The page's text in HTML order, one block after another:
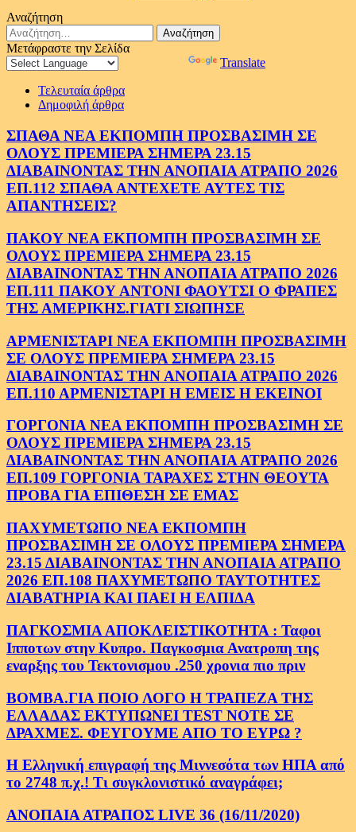
Αναζήτηση
Αναζήτηση
για:
Μετάφραστε την Σελίδα
Translate
Τελευταία άρθρα
Δημοφιλή άρθρα
ΣΠΑΘΑ ΝΕΑ ΕΚΠΟΜΠΗ ΠΡΟΣΒΑΣΙΜΗ ΣΕ
ΟΛΟΥΣ ΠΡΕΜΙΕΡΑ ΣΗΜΕΡΑ 23.15
ΔΙΑΒΑΙΝΟΝΤΑΣ ΤΗΝ ΑΝΟΠΑΙΑ ΑΤΡΑΠΟ 2026
ΕΠ.112 ΣΠΑΘΑ ΑΝΤΕΧΕΤΕ ΑΥΤΕΣ ΤΙΣ
ΑΠΑΝΤΗΣΕΙΣ?
ΠΑΚΟΥ ΝΕΑ ΕΚΠΟΜΠΗ ΠΡΟΣΒΑΣΙΜΗ ΣΕ
ΟΛΟΥΣ ΠΡΕΜΙΕΡΑ ΣΗΜΕΡΑ 23.15
ΔΙΑΒΑΙΝΟΝΤΑΣ ΤΗΝ ΑΝΟΠΑΙΑ ΑΤΡΑΠΟ 2026
ΕΠ.111 ΠΑΚΟΥ ΑΝΤΟΝΙ ΦΑΟΥΤΣΙ Ο ΦΡΑΠΕΣ
ΤΗΣ ΑΜΕΡΙΚΗΣ.ΓΙΑΤΙ ΣΙΩΠΗΣΕ
ΑΡΜΕΝΙΣΤΑΡΙ ΝΕΑ ΕΚΠΟΜΠΗ ΠΡΟΣΒΑΣΙΜΗ
ΣΕ ΟΛΟΥΣ ΠΡΕΜΙΕΡΑ ΣΗΜΕΡΑ 23.15
ΔΙΑΒΑΙΝΟΝΤΑΣ ΤΗΝ ΑΝΟΠΑΙΑ ΑΤΡΑΠΟ 2026
ΕΠ.110 ΑΡΜΕΝΙΣΤΑΡΙ Η ΕΜΕΙΣ Η ΕΚΕΙΝΟΙ
ΓΟΡΓΟΝΙΑ ΝΕΑ ΕΚΠΟΜΠΗ ΠΡΟΣΒΑΣΙΜΗ ΣΕ
ΟΛΟΥΣ ΠΡΕΜΙΕΡΑ ΣΗΜΕΡΑ 23.15
ΔΙΑΒΑΙΝΟΝΤΑΣ ΤΗΝ ΑΝΟΠΑΙΑ ΑΤΡΑΠΟ 2026
ΕΠ.109 ΓΟΡΓΟΝΙΑ ΤΑΡΑΧΕΣ ΣΤΗΝ ΘΕΟΥΤΑ
ΠΡΟΒΑ ΓΙΑ ΕΠΙΘΕΣΗ ΣΕ ΕΜΑΣ
ΠΑΧΥΜΕΤΩΠΟ ΝΕΑ ΕΚΠΟΜΠΗ
ΠΡΟΣΒΑΣΙΜΗ ΣΕ ΟΛΟΥΣ ΠΡΕΜΙΕΡΑ ΣΗΜΕΡΑ
23.15 ΔΙΑΒΑΙΝΟΝΤΑΣ ΤΗΝ ΑΝΟΠΑΙΑ ΑΤΡΑΠΟ
2026 ΕΠ.108 ΠΑΧΥΜΕΤΩΠΟ ΤΑΥΤΟΤΗΤΕΣ
ΔΙΑΒΑΤΗΡΙΑ ΚΑΙ ΠΑΕΙ Η ΕΛΠΙΔΑ
ΠΑΓΚΟΣΜΙΑ ΑΠΟΚΛΕΙΣΤΙΚΟΤΗΤΑ : Ταφοι
Ιπποτων στην Κυπρο. Παγκοσμια Ανατροπη της
εναρξης του Τεκτονισμου .250 χρονια πιο πριν
ΒΟΜΒΑ.ΓΙΑ ΠΟΙΟ ΛΟΓΟ Η ΤΡΑΠΕΖΑ ΤΗΣ
ΕΛΛΑΔΑΣ ΕΚΤΥΠΩΝΕΙ TEST NOTE ΣΕ
ΔΡΑΧΜΕΣ. ΦΕΥΓΟΥΜΕ ΑΠΟ ΤΟ ΕΥΡΩ ?
Η Ελληνική επιγραφή της Μιννεσότα των ΗΠΑ από
το 2748 π.χ.! Τι συγκλονιστικό αναγράφει;
ΑΝΟΠΑΙΑ ΑΤΡΑΠΟΣ LIVE 36 (16/11/2020)